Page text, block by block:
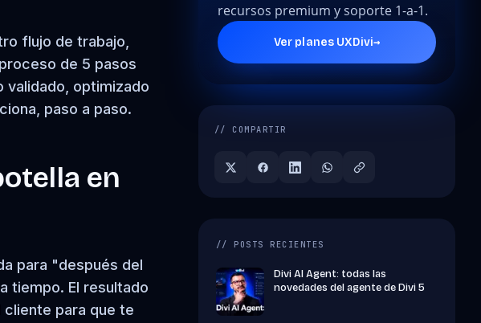
flujo de trabajo,
de 5 pasos
optimizado
paso a paso.
en
para "después del
tiempo. El resultado
para que te
recursos premium y soporte 1-a-1.
Ver planes UXDivi→
// COMPARTIR
// POSTS RECIENTES
Divi AI Agent: todas las
novedades del agente de Divi 5